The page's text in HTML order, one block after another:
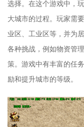
选择。在这个游戏中，
大城市的过程。玩家需
业区、工业区等，并为
各种挑战，例如物资管
策。游戏中有丰富的任
励和提升城市的等级。